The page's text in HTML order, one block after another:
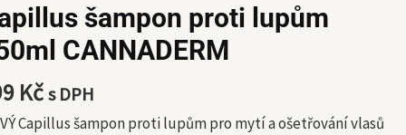
šampon proti lupům
CANNADERM
Kčs DPH
Capillus šampon proti lupům pro mytí a ošetřování vlasů